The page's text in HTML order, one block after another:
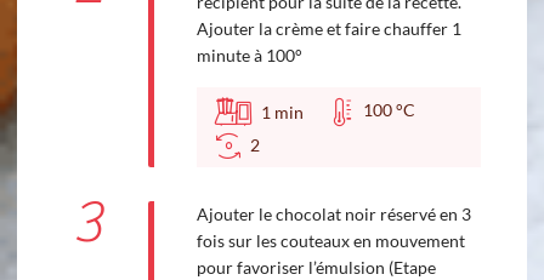
Ajouter la crème et faire chauffer 1
minute à 100°
1 min
100 °C
2
3
Ajouter le chocolat noir réservé en 3
fois sur les couteaux en mouvement
pour favoriser l’émulsion (Etape